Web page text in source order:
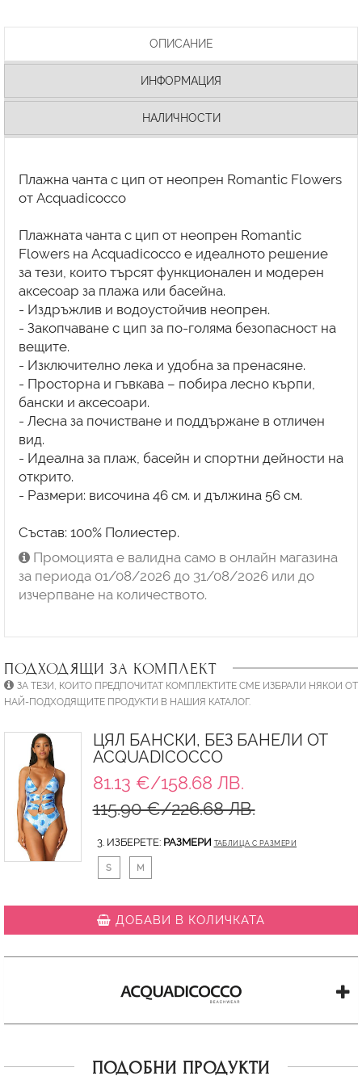
ОПИСАНИЕ
ИНФОРМАЦИЯ
НАЛИЧНОСТИ
Плажна чанта с цип от неопрен Romantic Flowers
от Acquadicocco
Плажната чанта с цип от неопрен Romantic
Flowers на Acquadicocco е идеалното решение
за тези, които търсят функционален и модерен
аксесоар за плажа или басейна.
- Издръжлив и водоустойчив неопрен.
- Закопчаване с цип за по-голяма безопасност на
вещите.
- Изключително лека и удобна за пренасяне.
- Просторна и гъвкава – побира лесно кърпи,
бански и аксесоари.
- Лесна за почистване и поддържане в отличен
вид.
- Идеална за плаж, басейн и спортни дейности на
открито.
- Размери: височина 46 см. и дължина 56 cм.
Състав: 100% Полиестер.
Промоцията е валидна само в онлайн магазина
за периода 01/08/2026 до 31/08/2026 или до
изчерпване на количеството.
ПОДХОДЯЩИ ЗА КОМПЛЕКТ
ЗА ТЕЗИ, КОИТО ПРЕДПОЧИТАТ КОМПЛЕКТИТЕ СМЕ ИЗБРАЛИ НЯКОИ ОТ
НАЙ-ПОДХОДЯЩИТЕ ПРОДУКТИ В НАШИЯ КАТАЛОГ.
ЦЯЛ БАНСКИ, БЕЗ БАНЕЛИ ОТ
ACQUADICOCCO
81.13 €/158.68 ЛВ.
115.90 €/226.68 ЛВ.
3. ИЗБЕРЕТЕ: РАЗМЕРИ ТАБЛИЦА С РАЗМЕРИ
S M
ДОБАВИ В КОЛИЧКАТА
ПОДОБНИ ПРОДУКТИ